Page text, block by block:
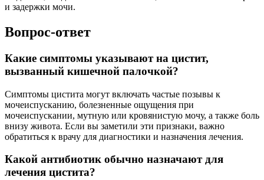
и задержки мочи.
Вопрос-ответ
Какие симптомы указывают на цистит,
вызванный кишечной палочкой?
Симптомы цистита могут включать частые позывы к
мочеиспусканию, болезненные ощущения при
мочеиспускании, мутную или кровянистую мочу, а также боль
внизу живота. Если вы заметили эти признаки, важно
обратиться к врачу для диагностики и назначения лечения.
Какой антибиотик обычно назначают для
лечения цистита?